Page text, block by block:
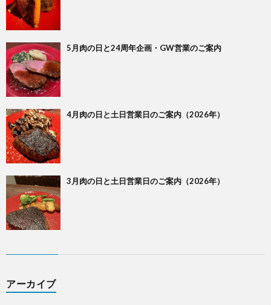
5月肉の日と24周年企画・GW営業のご案内
4月肉の日と土日営業日のご案内（2026年）
3月肉の日と土日営業日のご案内（2026年）
アーカイブ